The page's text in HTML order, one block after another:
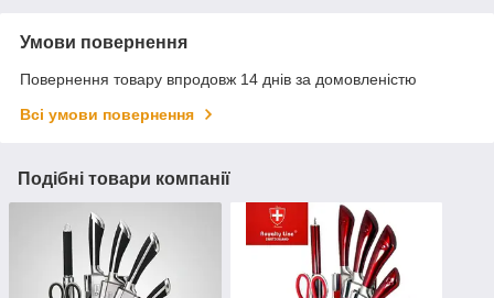
Умови повернення
Повернення товару впродовж 14 днів за домовленістю
Всі умови повернення
Подібні товари компанії